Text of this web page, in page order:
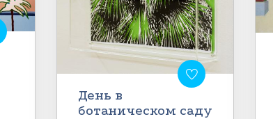
День в
ботаническом саду